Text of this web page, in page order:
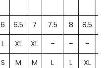
6 6.5 7 7.5 8 8.5
L XL XL – – –
S M M L L XL